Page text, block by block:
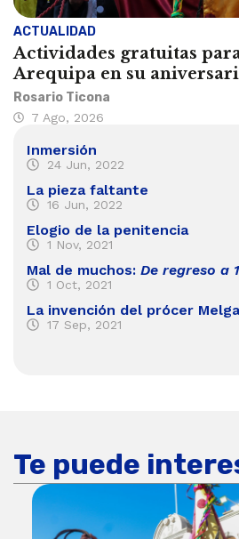
ACTUALIDAD
Actividades gratuitas
Arequipa en su
Rosario Ticona
7 Ago, 2026
Inmersión
24 Jun, 2022
La pieza faltante
16 Jun, 2022
Elogio de la penitencia
1 Nov, 2021
Mal de muchos: De regreso a
1 Oct, 2021
La invención del prócer
17 Sep, 2021
Te puede